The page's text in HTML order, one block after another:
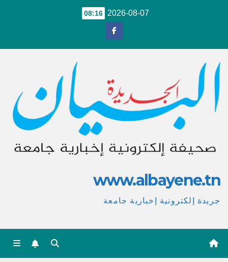
2026-08-07
08:16
www.albayene.tn
جريدة إلكترونية إخبارية جامعة